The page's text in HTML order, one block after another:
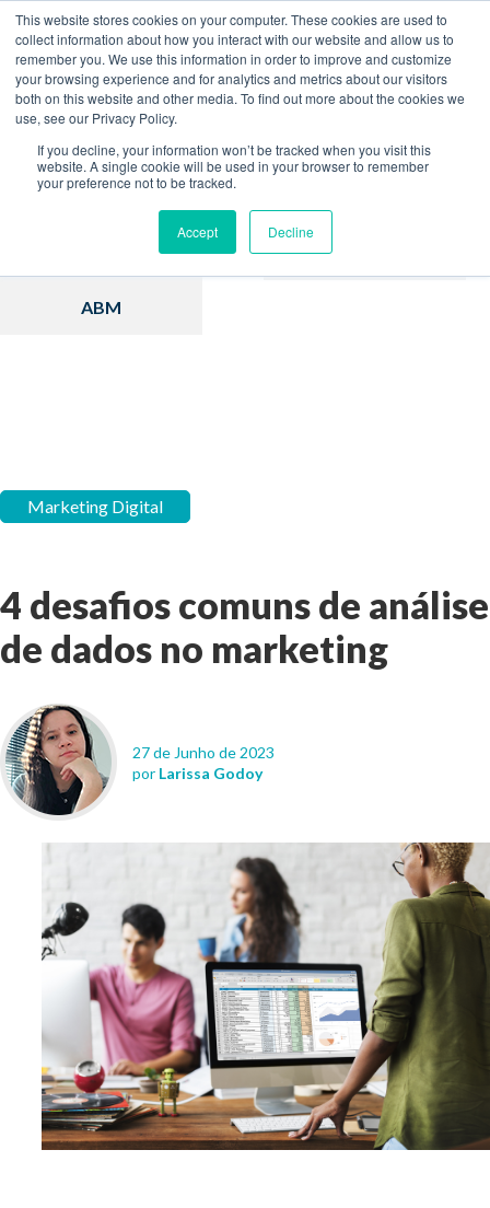
This website stores cookies on your computer. These cookies are used to
collect information about how you interact with our website and allow us to
remember you. We use this information in order to improve and customize
your browsing experience and for analytics and metrics about our visitors
both on this website and other media. To find out more about the cookies we
use, see our Privacy Policy.
If you decline, your information won’t be tracked when you visit this
website. A single cookie will be used in your browser to remember
your preference not to be tracked.
Accept Decline
Home Blog
Inbound Marketing
ABM
Marketing Digital
4 desafios comuns de análise
de dados no marketing
27 de Junho de 2023
por Larissa Godoy